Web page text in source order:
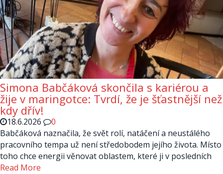
Simona Babčáková skončila s kariérou a
žije v maringotce: Tvrdí, že je šťastnější než
kdy dřív!
18.6.2026
0
Babčáková naznačila, že svět rolí, natáčení a neustálého
pracovního tempa už není středobodem jejího života. Místo
toho chce energii věnovat oblastem, které ji v posledních
Read More